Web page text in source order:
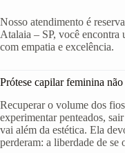
Nosso atendimento é
Atalaia – SP, você encontra
com empatia e excelência.
Prótese capilar feminina
Recuperar o volume dos
experimentar penteados,
vai além da estética. Ela
perderam: a liberdade de se